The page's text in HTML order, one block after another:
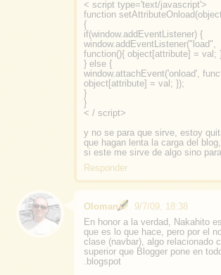
< script type='text/javascript'>
function
{
if(window.addEventListener) {
window.addEventListener("load",
function(){ object[attribute] = val;
} else {
window.attachEvent('onload',
object[attribute] = val; });
}
}
< / script>
y no se para que sirve, estoy
que hagan lenta la carga del
si este me sirve de algo sino
Responder
Oloman
9/7/09, 18:38
En honor a la verdad, Nakahito
que es lo que hace, pero por el
clase (navbar), algo relacionado
superior que Blogger pone en
.blogspot